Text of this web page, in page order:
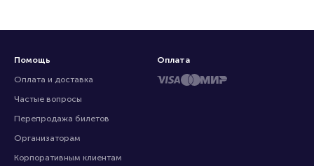
Помощь
Оплата и доставка
Частые вопросы
Перепродажа билетов
Организаторам
Корпоративным клиентам
Оплата